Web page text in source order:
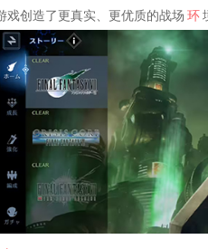
戏创造了更真实、更优质的战场 环